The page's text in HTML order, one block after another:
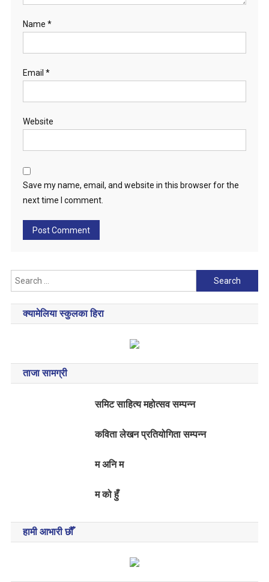
Name *
Email *
Website
Save my name, email, and website in this browser for the
next time I comment.
Search
for:
क्यामेलिया स्कुलका हिरा
ताजा सामग्री
समिट साहित्य महोत्सव सम्पन्न
कविता लेखन प्रतियोगिता सम्पन्न
म अनि म
म को हुँ
हामी आभारी छौँ